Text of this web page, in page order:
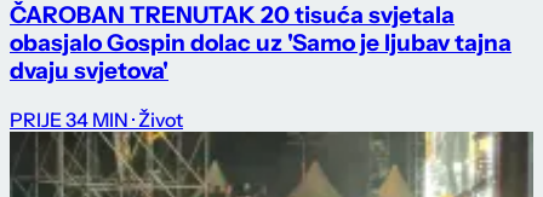
ČAROBAN TRENUTAK 20 tisuća svjetala
obasjalo Gospin dolac uz 'Samo je ljubav tajna
dvaju svjetova'
PRIJE 34 MIN · Život